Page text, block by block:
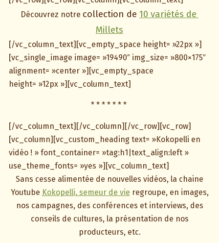
Découvrez notre collection de 10 variétés de
Millets
[/vc_column_text][vc_empty_space height= »22px »]
[vc_single_image image= »19490″ img_size= »800×175″
alignment= »center »][vc_empty_space
height= »12px »][vc_column_text]
* * * * * * *
[/vc_column_text][/vc_column][/vc_row][vc_row]
[vc_column][vc_custom_heading text= »Kokopelli en
vidéo ! » font_container= »tag:h1|text_align:left »
use_theme_fonts= »yes »][vc_column_text]
Sans cesse alimentée de nouvelles vidéos, la chaine
Youtube Kokopelli, semeur de vie regroupe, en images,
nos campagnes, des conférences et interviews, des
conseils de cultures, la présentation de nos
producteurs, etc.